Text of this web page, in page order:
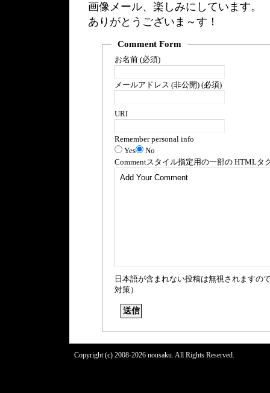
画像メール、楽しみにしています。
ありがとうございま～す！
Comment Form
お名前 (必須)
メールアドレス (非公開) (必須)
URI
Remember personal info
Yes
No
Commentスタイル指定用の一部の HTMLタ
日本語が含まれない投稿は無視されますの
対策）
Copyright (c) 2008-2026 nousaku. All Rights Reserved.